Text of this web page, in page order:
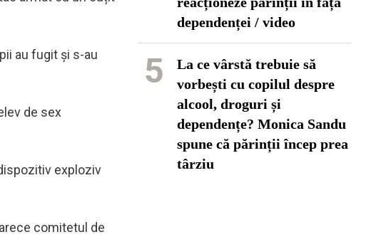
au fugit și s-au
de sex
exploziv
comitetul de
dependenței / video
5
La ce vârstă trebuie să
vorbești cu copilul despre
alcool, droguri și
dependențe? Monica Sandu
spune că părinții încep prea
târziu